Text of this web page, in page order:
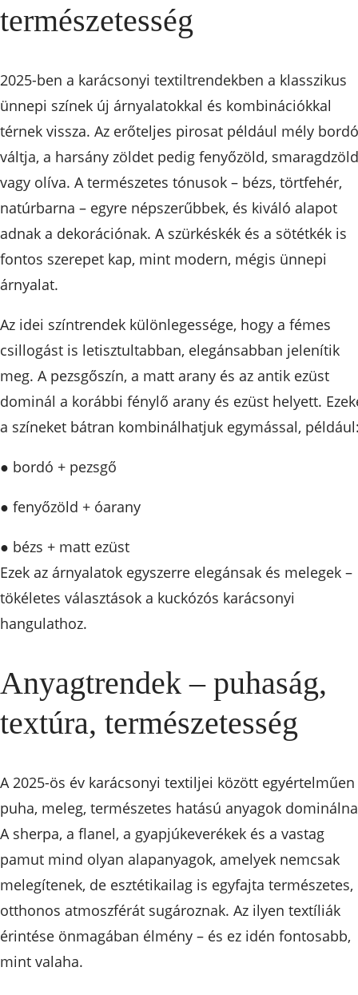
természetesség
2025-ben a karácsonyi textiltrendekben a klasszikus
ünnepi színek új árnyalatokkal és kombinációkkal
térnek vissza. Az erőteljes pirosat például mély bordó
váltja, a harsány zöldet pedig fenyőzöld, smaragdzöld
vagy olíva. A természetes tónusok – bézs, törtfehér,
natúrbarna – egyre népszerűbbek, és kiváló alapot
adnak a dekorációnak. A szürkéskék és a sötétkék is
fontos szerepet kap, mint modern, mégis ünnepi
árnyalat.
Az idei színtrendek különlegessége, hogy a fémes
csillogást is letisztultabban, elegánsabban jelenítik
meg. A pezsgőszín, a matt arany és az antik ezüst
dominál a korábbi fénylő arany és ezüst helyett.
a színeket bátran kombinálhatjuk egymással,
● bordó + pezsgő
● fenyőzöld + óarany
● bézs + matt ezüst
Ezek az árnyalatok egyszerre elegánsak és melegek –
tökéletes választások a kuckózós karácsonyi
hangulathoz.
Anyagtrendek – puhaság,
textúra, természetesség
A 2025-ös év karácsonyi textiljei között egyértelműen
puha, meleg, természetes hatású anyagok
A sherpa, a flanel, a gyapjúkeverékek és a vastag
pamut mind olyan alapanyagok, amelyek nemcsak
melegítenek, de esztétikailag is egyfajta természetes,
otthonos atmoszférát sugároznak. Az ilyen textíliák
érintése önmagában élmény – és ez idén fontosabb,
mint valaha.